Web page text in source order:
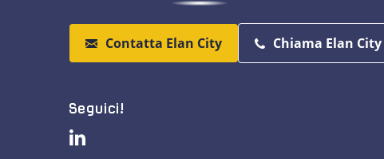
Contatta Elan City Chiama Elan City
Seguici!